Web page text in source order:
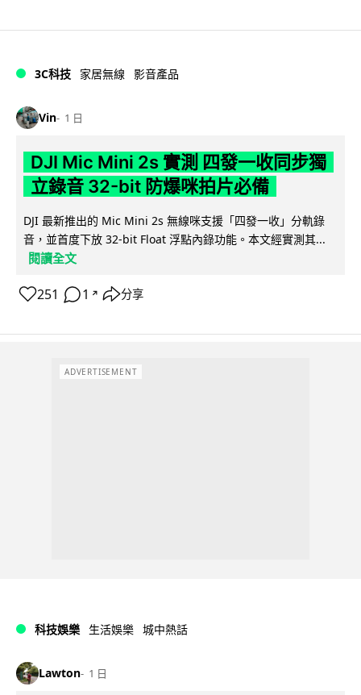
3C科技 家居無線 影音產品
Vin 1 日
DJI Mic Mini 2s 實測 四發一收同步獨
立錄音 32-bit 防爆咪拍片必備
DJI 最新推出的 Mic Mini 2s 無線咪支援「四發一收」分軌錄
音，並首度下放 32-bit Float 浮點內錄功能。本文經實測其...
閱讀全文
251 1 ↗ 分享
ADVERTISEMENT
科技娛樂 生活娛樂 城中熱話
Lawton 1 日